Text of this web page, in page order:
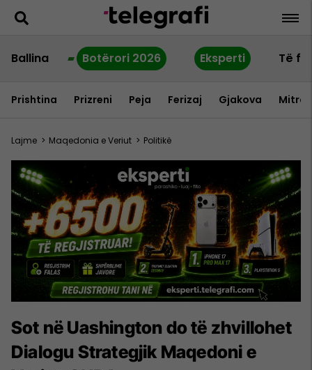
Ballina Botërori 2026 Eksperti Të
Prishtina Prizreni Peja Ferizaj Gjakova
Lajme > Maqedonia e Veriut > Politikë
Sot në Uashington do të zhvillohet
Dialogu Strategjik Maqedoni e